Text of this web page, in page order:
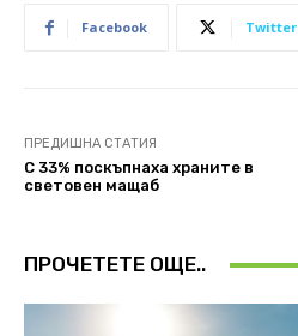
Facebook Twitter
ПРЕДИШНА СТАТИЯ
С 33% поскъпнаха храните в
световен мащаб
ПРОЧЕТЕТЕ ОЩЕ..